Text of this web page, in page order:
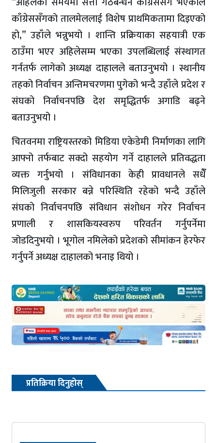
काँग्रेससँगको तालमेललाई विशेष प्राथमिकतामा दिइएको
हो,” उहाँले भन्नुभयो । शान्ति प्रक्रियाका सहयात्री एक
ठाउँमा भएर अहिलेसम्म भएका उपलब्धिलाई संस्थागत
गर्नतर्फ लागेको अध्यक्ष दाहालले बताउनुभयो । स्थानीय
तहको निर्वाचन अन्तिमचरणमा पुगेको भन्दै उहाँले प्रदेश र
संघको निर्वाचनपछि देश समृद्धितर्फ अगाडि बढ्ने
बताउनुभयो ।
चितवनमा राष्ट्रियस्तरको मिडिया एकेडेमी निर्माणका लागि
आफ्नो तर्फबाट सक्दो सहयोग गर्ने दाहालले प्रतिवद्धता
व्यक्त गर्नुभयो । संविधानका केही प्रावधानले सधैंँ
मिलिजुली सरकार बन्ने परिस्थिति रहेको भन्दै उहाँले
संघको निर्वाचनपछि संविधान संशोधन गरेर निर्वाचन
प्रणाली र शासकियस्वरुप परिवर्तन गर्नुपर्नेमा
जोडदिनुभयो । भूगोल नमिलेको प्रदेशको सीमांकन हेरफेर
गर्नुपर्ने अध्यक्ष दाहालको भनाइ थियो ।
प्रतिक्रिया दिनुहोस्